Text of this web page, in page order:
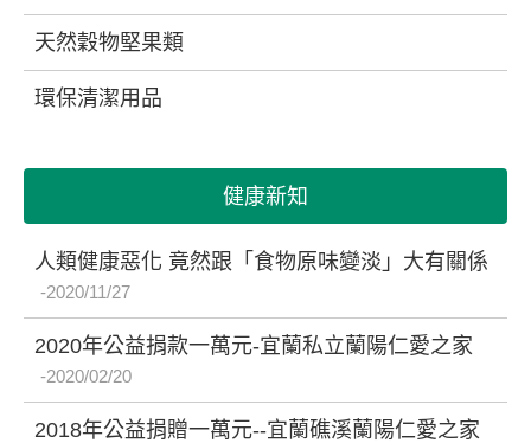
天然穀物堅果類
環保清潔用品
健康新知
人類健康惡化 竟然跟「食物原味變淡」大有關係
2020/11/27
2020年公益捐款一萬元-宜蘭私立蘭陽仁愛之家
2020/02/20
2018年公益捐贈一萬元--宜蘭礁溪蘭陽仁愛之家